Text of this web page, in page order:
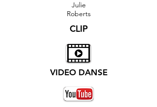
Julie
Roberts
CLIP
VIDEO DANSE